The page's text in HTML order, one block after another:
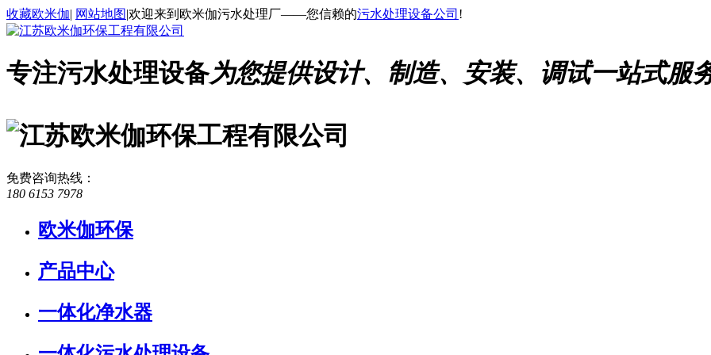
收藏欧米伽| 网站地图|欢迎来到欧米伽污水处理厂——您信赖的污水处理设备公司 !
专注污水处理设备为您提供设计、制造、安装、调试一站式服
免费咨询热线 ：
180 6153 7978
欧米伽环保
产品中心
一体化净水器